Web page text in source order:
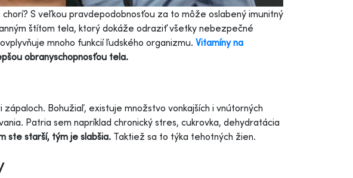
S veľkou pravdepodobnosťou za to môže oslabený imunitný
štítom tela, ktorý dokáže odraziť všetky nebezpečné
mnoho funkcií ľudského organizmu. Vitamíny na
obranyschopnosťou tela.
Bohužiaľ, existuje množstvo vonkajších i vnútorných
Patria sem napríklad chronický stres, cukrovka, dehydratácia
ste starší, tým je slabšia. Taktiež sa to týka tehotných žien.